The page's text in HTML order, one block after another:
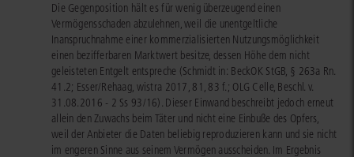
Die Gegenposition hält es für wenig überzeugend einen
Vermögensschaden abzulehnen, weil die unentgeltliche
Inanspruchnahme einer kommerzialisierten Nutzungsmöglichkeit
einen bezifferbaren Marktwert besitze, dessen Höhe dem nicht
geleisteten Entgelt entspreche (Schmidt in: BeckOK StGB, § 263a Rn.
41.2; Esser/Rehaag, wistra 2017, 81, 83 f.; OLG Celle, Beschl. v.
31.08.2016 - 2 Ss 93/16). Dieser Einwand beschreibt jedoch erneut
allein den Zuwachs beim Täter und nicht eine Einbuße des Opfers,
weil der Anbieter die Daten beliebig reproduzieren kann und sie nicht
im engeren Sinne aus seinem Vermögen ausscheiden. Im Ergebnis